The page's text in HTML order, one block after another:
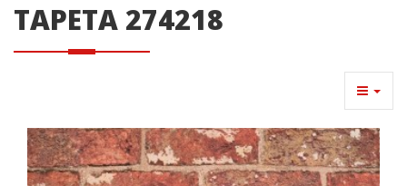
TAPETA 274218